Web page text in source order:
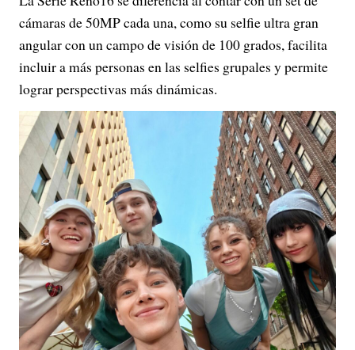
cámaras de 50MP cada una, como su selfie ultra gran
angular con un campo de visión de 100 grados, facilita
incluir a más personas en las selfies grupales y permite
lograr perspectivas más dinámicas.